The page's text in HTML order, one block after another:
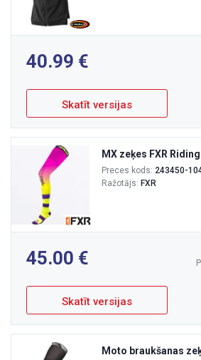
40.99
Skatīt versijas
MX zeķes FXR Riding
Preces kods: 243450-
Ražotājs: FXR
45.00
Skatīt versijas
Moto braukšanas